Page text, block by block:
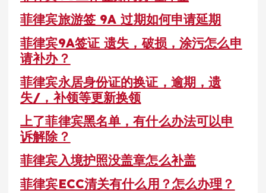
菲律宾旅游签 9A 过期如何申请延期
菲律宾9A签证 遗失，破损，涂污怎么申
请补办？
菲律宾永居身份证的换证，逾期，遗
失/，补领等更新换领
上了菲律宾黑名单，有什么办法可以申
诉解除？
菲律宾入境护照没盖章怎么补盖
菲律宾ECC清关有什么用？怎么办理？